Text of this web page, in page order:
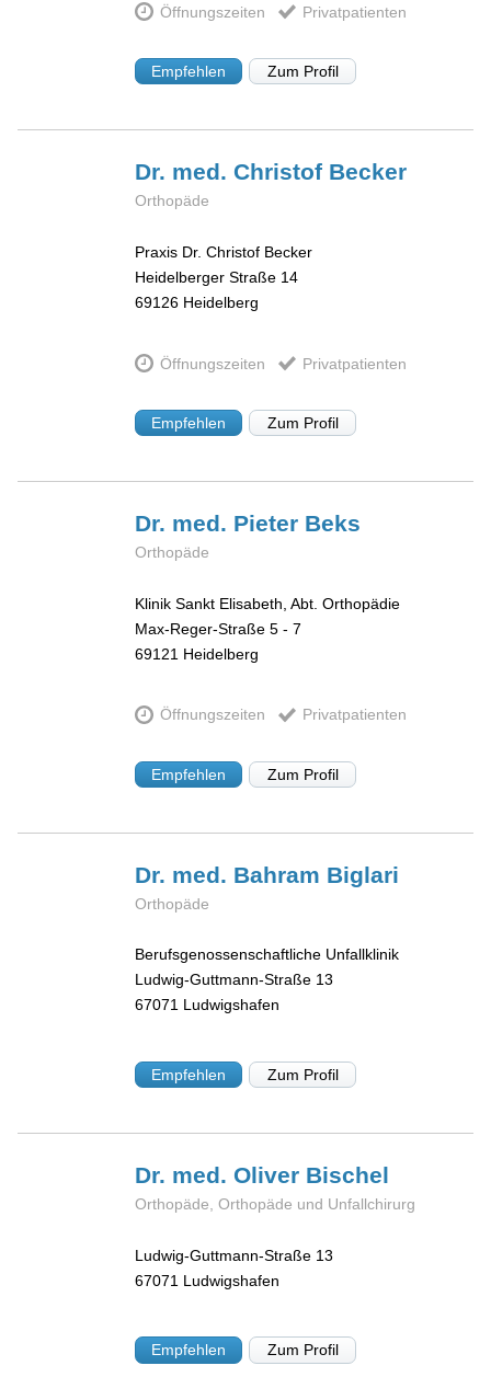
Öffnungszeiten Privatpatienten
Empfehlen Zum Profil
Dr. med. Christof Becker
Orthopäde
Praxis Dr. Christof Becker
Heidelberger Straße 14
69126 Heidelberg
Öffnungszeiten Privatpatienten
Empfehlen Zum Profil
Dr. med. Pieter Beks
Orthopäde
Klinik Sankt Elisabeth, Abt. Orthopädie
Max-Reger-Straße 5 - 7
69121 Heidelberg
Öffnungszeiten Privatpatienten
Empfehlen Zum Profil
Dr. med. Bahram Biglari
Orthopäde
Berufsgenossenschaftliche Unfallklinik
Ludwig-Guttmann-Straße 13
67071 Ludwigshafen
Empfehlen Zum Profil
Dr. med. Oliver Bischel
Orthopäde, Orthopäde und Unfallchirurg
Ludwig-Guttmann-Straße 13
67071 Ludwigshafen
Empfehlen Zum Profil